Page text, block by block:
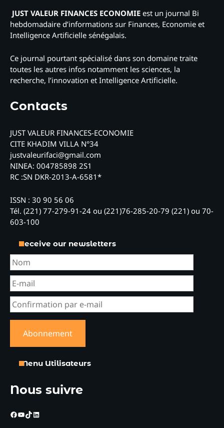
JUST VALEUR FINANCES ECONOMIE est un journal Bi
hebdomadaire d’informations sur Finances, Economie et
Intelligence Artificielle sénégalais.
Ce journal pourtant spécialisé dans son domaine traite
toutes les autres infos notamment les sciences, la
recherche, l’innovation et Intelligence Artificielle.
Contacts
JUST VALEUR FINANCES-ECONOMIE
CITE KHADIM VILLA N°34
justvaleurifaci@gmail.com
NINEA: 004785898 2S1
RC :SN DKR-2013-A-6581*
ISSN : 30 90 56 06
Tél. (221) 77-279-91-24 ou (221)76-285-20-79 (221) ou 70-
603-100
Receive our newsletters
Menu Utilisateurs
Nous suivre
Facebook
YouTube
TikTok
LinkedIn